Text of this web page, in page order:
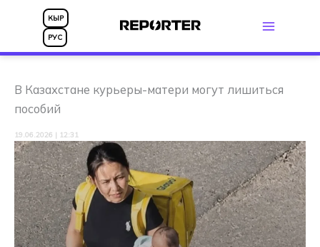
Перейти
содержимому
КЫР
РУС
В Казахстане курьеры-матери могут лишиться
пособий
19.06.2026 | 12:31